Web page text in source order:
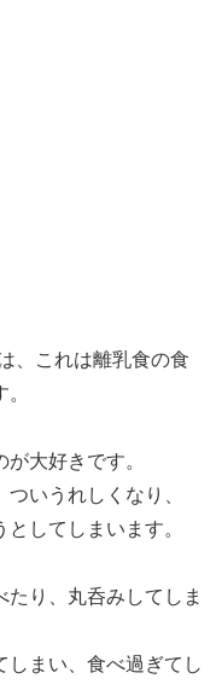
、これは離乳食の食
大好きです。
いうれしくなり、
してしまいます。
り、丸呑みしてしま
しまい、食べ過ぎてし